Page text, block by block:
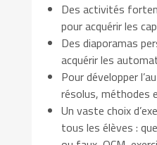
Des activités
pour acquérir les
Des diaporamas
acquérir les
Pour développer
résolus, méthodes
Un vaste choix
tous les élèves :